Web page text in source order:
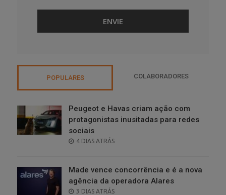
POPULARES COLABORADORES
Peugeot e Havas criam ação com
protagonistas inusitadas para redes
sociais
POSTED
4 DIAS ATRÁS
Made vence concorrência e é a nova
agência da operadora Alares
POSTED
3 DIAS ATRÁS